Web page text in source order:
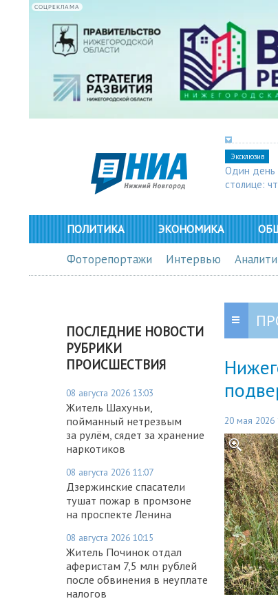
СОЦРЕКЛАМА
Эксклюзив
Один день
столице:
ПОЛИТИКА ЭКОНОМИКА
Фоторепортажи Интервью
ПОСЛЕДНИЕ НОВОСТИ
РУБРИКИ
ПРОИСШЕСТВИЯ
08 августа 2026 13:03
Житель Шахуньи,
пойманный нетрезвым
за рулём, сядет за хранение
наркотиков
08 августа 2026 11:07
Дзержинские спасатели
тушат пожар в промзоне
на проспекте Ленина
08 августа 2026 10:15
Житель Починок отдал
аферистам 7,5 млн рублей
после обвинения в неуплате
налогов
20 мая 2026